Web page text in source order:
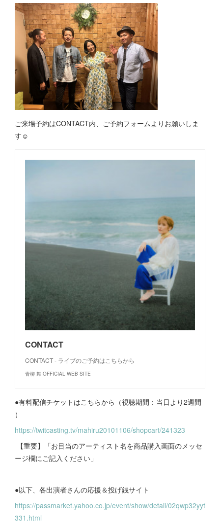
ご来場予約はCONTACT内、ご予約フォームよりお願いしま
す☺︎
CONTACT
CONTACT - ライブのご予約はこちらから
青柳 舞 OFFICIAL WEB SITE
●有料配信チケットはこちらから（視聴期間：当日より2週間
）
https://twitcasting.tv/mahiru20101106/shopcart/241323
【重要】「お目当のアーティスト名を商品購入画面のメッセ
ージ欄にご記入ください」
●以下、各出演者さんの応援＆投げ銭サイト
https://passmarket.yahoo.co.jp/event/show/detail/02qwp32yyt
331.html